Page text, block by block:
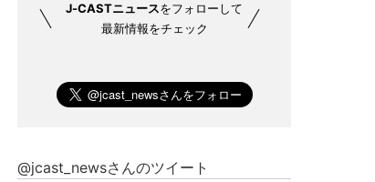
J-CASTニュースをフォローして
最新情報をチェック
@jcast_newsさんのツイート